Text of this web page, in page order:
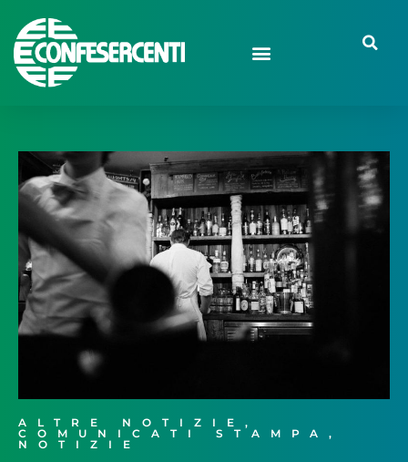
ALTRE NOTIZIE ,
COMUNICATI STAMPA ,
NOTIZIE